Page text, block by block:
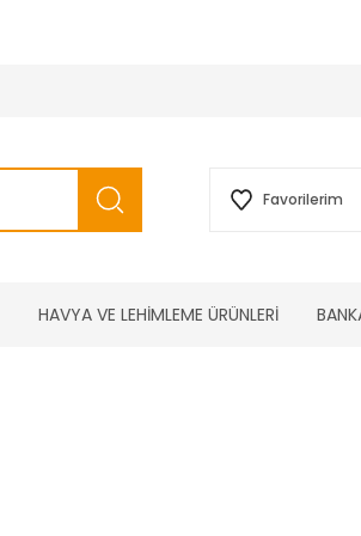
Favorilerim
HAVYA VE LEHİMLEME ÜRÜNLERİ